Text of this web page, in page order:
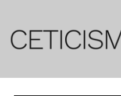
conteúdo